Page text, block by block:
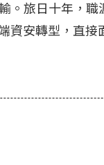
。旅日十年，職
資安轉型，直接